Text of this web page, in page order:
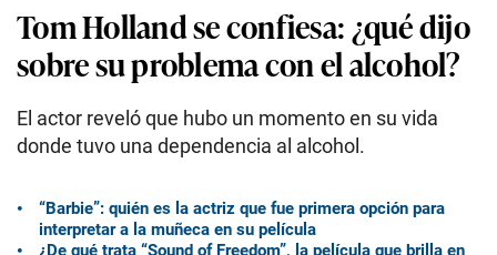
Tom Holland se confiesa: ¿qué dijo
sobre su problema con el alcohol?
El actor reveló que hubo un momento en su vida
donde tuvo una dependencia al alcohol.
“Barbie”: quién es la actriz que fue primera opción para
interpretar a la muñeca en su película
¿De qué trata “Sound of Freedom”, la película que brilla en